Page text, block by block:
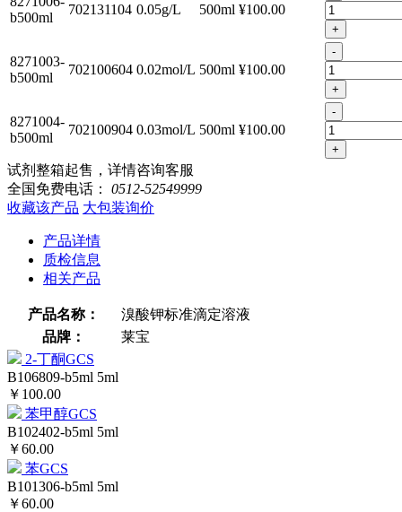
b500ml
702131104 0.05g/L 500ml ¥100.00
+
8271003-
b500ml
702100604 0.02mol/L 500ml ¥100.00
-
+
8271004-
b500ml
702100904 0.03mol/L 500ml ¥100.00
-
+
试剂整箱起售，详情咨询客服
全国免费电话： 0512-52549999
收藏该产品 大包装询价
产品详情
质检信息
相关产品
产品名称：
溴酸钾标准滴定溶液
品牌：
莱宝
2-丁酮GCS
B106809-b5ml 5ml
￥100.00
苯甲醇GCS
B102402-b5ml 5ml
￥60.00
苯GCS
B101306-b5ml 5ml
￥60.00